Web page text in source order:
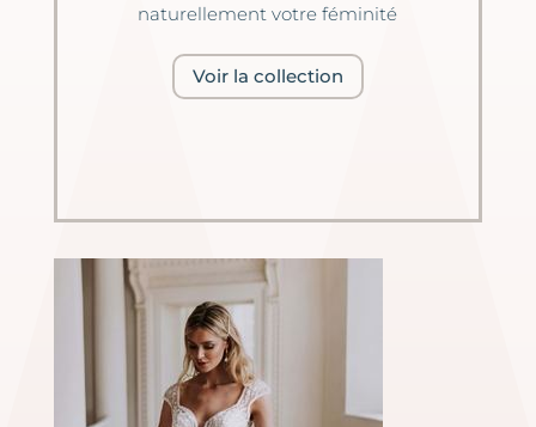
naturellement votre féminité
Voir la collection